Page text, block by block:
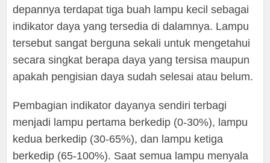
depannya terdapat tiga buah lampu kecil sebagai
indikator daya yang tersedia di dalamnya. Lampu
tersebut sangat berguna sekali untuk mengetahui
secara singkat berapa daya yang tersisa maupun
apakah pengisian daya sudah selesai atau belum.
Pembagian indikator dayanya sendiri terbagi
menjadi lampu pertama berkedip (0-30%), lampu
kedua berkedip (30-65%), dan lampu ketiga
berkedip (65-100%). Saat semua lampu menyala